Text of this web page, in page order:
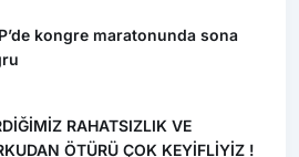
kongre maratonunda sona
RAHATSIZLIK VE
ÖTÜRÜ ÇOK KEYİFLİYİZ !